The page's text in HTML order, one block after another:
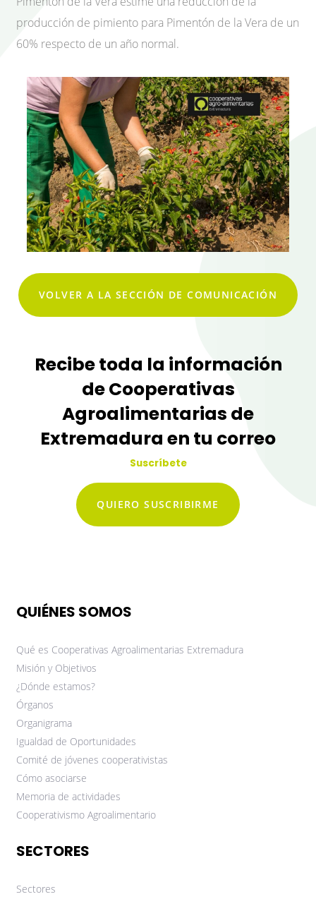
producción de pimiento para Pimentón de la Vera de un
60% respecto de un año normal.
VOLVER A LA SECCIÓN DE COMUNICACIÓN
Recibe toda la información
de Cooperativas
Agroalimentarias de
Extremadura en tu correo
Suscríbete
QUIERO SUSCRIBIRME
QUIÉNES SOMOS
Qué es Cooperativas Agroalimentarias Extremadura
Misión y Objetivos
¿Dónde estamos?
Órganos
Organigrama
Igualdad de Oportunidades
Comité de jóvenes cooperativistas
Cómo asociarse
Memoria de actividades
Cooperativismo Agroalimentario
SECTORES
Sectores